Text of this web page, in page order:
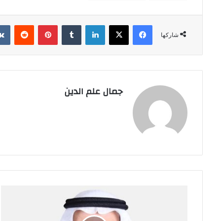
شاركها
فيسبوك ‫X لينكدإن بينتيريست
جمال علم الدين